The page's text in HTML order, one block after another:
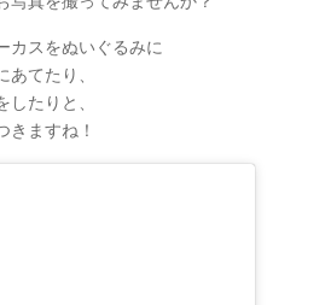
カスをぬいぐるみに
てたり、
たりと、
きますね！